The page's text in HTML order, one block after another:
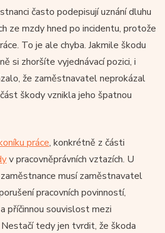
často podepisují uznání dluhu
ze mzdy hned po incidentu, protože
To je ale chyba. Jakmile škodu
si zhoršíte vyjednávací pozici, i
že zaměstnavatel neprokázal
škody vznikla jeho špatnou
práce, konkrétně z části
v pracovněprávních vztazích. U
musí zaměstnavatel
pracovních povinností,
příčinnou souvislost mezi
tedy jen tvrdit, že škoda